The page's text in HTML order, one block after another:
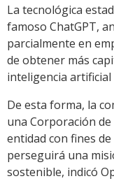
La tecnológica
famoso ChatGPT,
parcialmente en
de obtener más
inteligencia artificial
De esta forma, la
una Corporación de
entidad con fines
perseguirá una
sostenible, indicó